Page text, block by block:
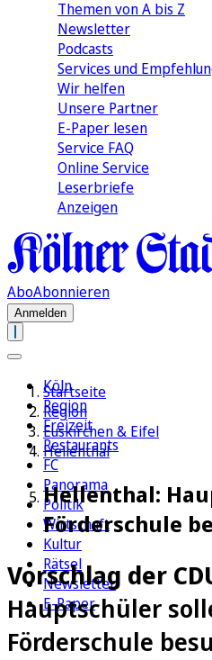
Themen von A bis Z
Newsletter
Podcasts
Services und
Wir helfen
Unsere Partner
E-Paper lesen
Service FAQ
Online Service
Leserbriefe
Anzeigen
AboAbonnieren
Anmelden
Köln
Region
Freizeit
Restaurants
FC
Panorama
Politik
Wirtschaft
Kultur
Rätsel
Newsletter
E-Paper
Startseite
Region
Euskirchen & Eifel
Hellenthal
Hellenthal:
Förderschule
Vorschlag der
Hauptschüler
Förderschule